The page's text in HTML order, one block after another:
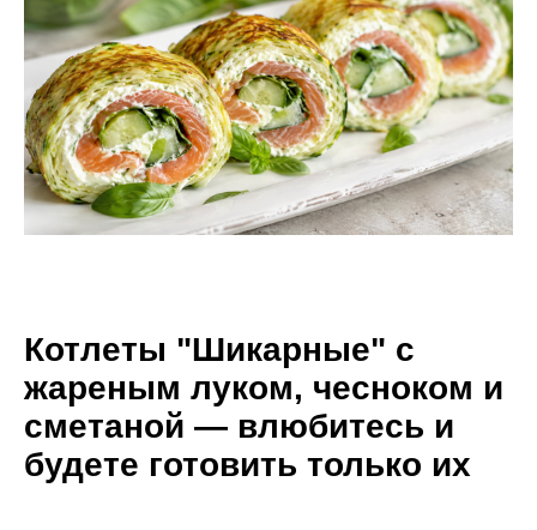
Котлеты "Шикарные" с
жареным луком, чесноком и
сметаной — влюбитесь и
будете готовить только их